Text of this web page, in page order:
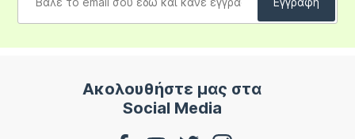
Ακολουθήστε μας στα
Social Media